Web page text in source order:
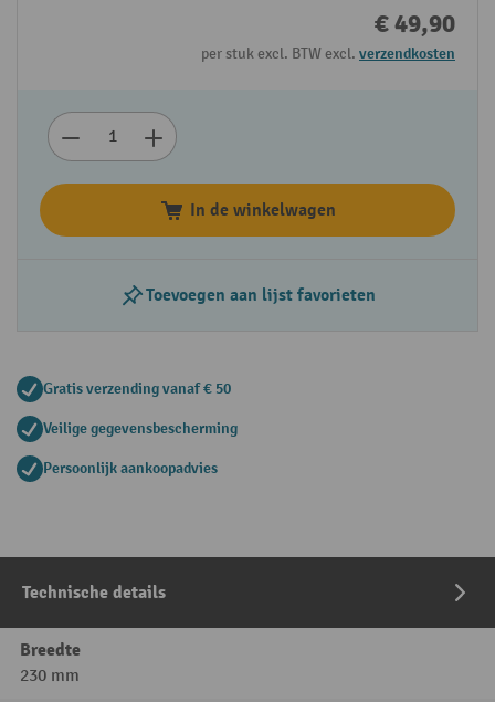
€ 49,90
per stuk excl. BTW excl. verzendkosten
In de winkelwagen
Toevoegen aan lijst favorieten
Gratis verzending vanaf € 50
Veilige gegevensbescherming
Persoonlijk aankoopadvies
Technische details
Breedte
230 mm